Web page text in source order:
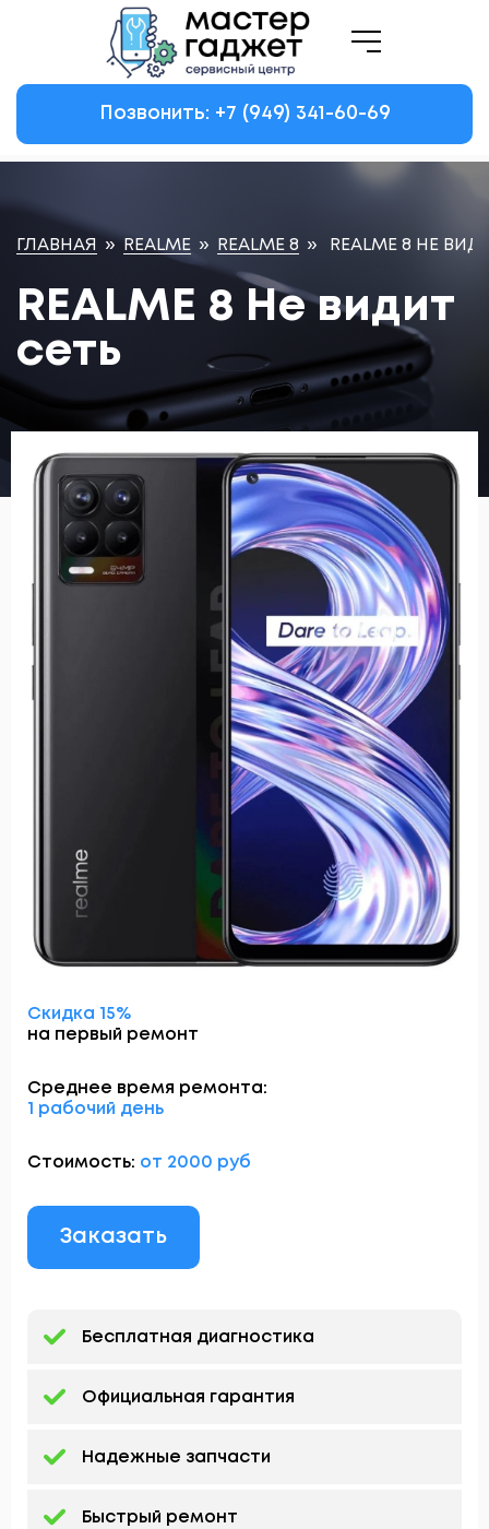
Позвонить: +7 (949) 341-60-69
ГЛАВНАЯ » REALME » REALME 8 » REALME 8 НЕ
REALME 8 Не видит
сеть
Скидка 15%
на первый ремонт
Среднее время ремонта:
1 рабочий день
Стоимость: от 2000 руб
Заказать
Бесплатная диагностика
Официальная гарантия
Надежные запчасти
Быстрый ремонт